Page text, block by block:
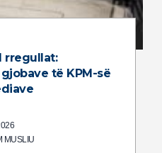
rregullat:
të KPM-së
MUSLIU